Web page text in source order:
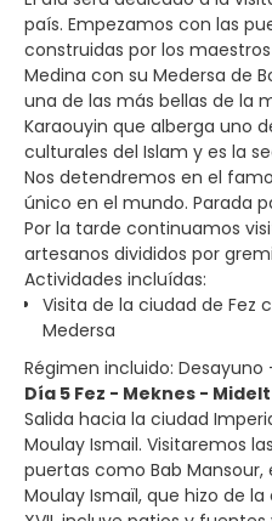
país. Empezamos con las
construidas por los
Medina con su Medersa de
una de las más bellas de la
Karaouyin que alberga uno
culturales del Islam y es la
Nos detendremos en el
único en el mundo. Parada
Por la tarde continuamos
artesanos divididos por
Actividades incluídas:
Visita de la ciudad de Fez
Medersa
Régimen incluido: Desayuno
Día 5 Fez - Meknes -
Salida hacia la ciudad
Moulay Ismail. Visitaremos
puertas como Bab
Moulay Ismaïl, que hizo de